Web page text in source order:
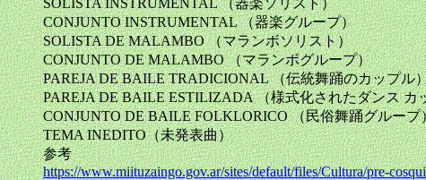
SOLISTA INSTRUMENTAL （器楽ソリスト）
CONJUNTO INSTRUMENTAL （器楽グループ）
SOLISTA DE MALAMBO （マランボソリスト）
CONJUNTO DE MALAMBO （マランボグループ）
PAREJA DE BAILE TRADICIONAL （伝統舞踊のカップル
PAREJA DE BAILE ESTILIZADA （様式化されたダンス カ
CONJUNTO DE BAILE FOLKLORICO （民俗舞踊グループ
TEMA INEDITO（未発表曲）
参考
https://www.miituzaingo.gov.ar/sites/default/files/Cultura/pre-